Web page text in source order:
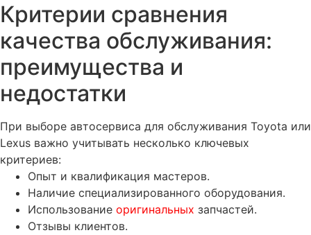
Критерии сравнения
качества обслуживания:
преимущества и
недостатки
При выборе автосервиса для обслуживания Toyota или
Lexus важно учитывать несколько ключевых
критериев:
Опыт и квалификация мастеров.
Наличие специализированного оборудования.
Использование оригинальных запчастей.
Отзывы клиентов.